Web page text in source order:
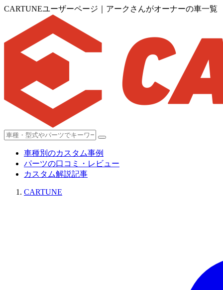
CARTUNEユーザーページ｜アークさんがオーナーの車一覧
車種別のカスタム事例
パーツの口コミ・レビュー
カスタム解説記事
CARTUNE